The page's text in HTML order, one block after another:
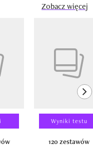
Zobacz więcej
Wyniki testu
120 zestawów